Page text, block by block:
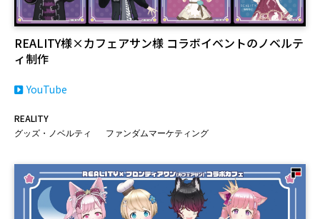
REALITY様×カフェアサン様 コラボイベントのノベルテ
ィ制作
YouTube
REALITY
グッズ・ノベルティ ファンダムマーケティング